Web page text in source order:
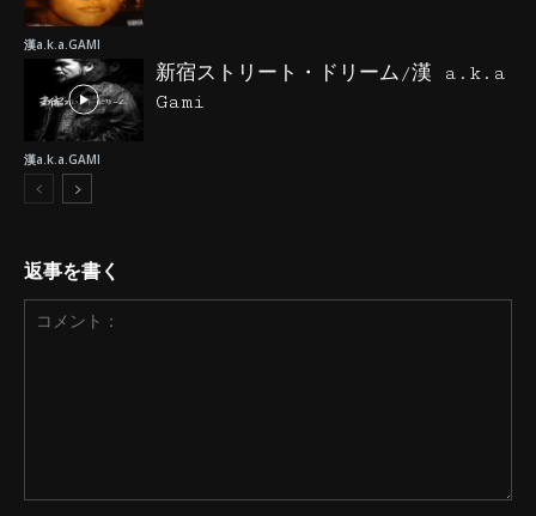
漢a.k.a.GAMI
漢a.k.a.GAMI
新宿ストリート・ドリーム/漢 a.k.a
Gami
返事を書く